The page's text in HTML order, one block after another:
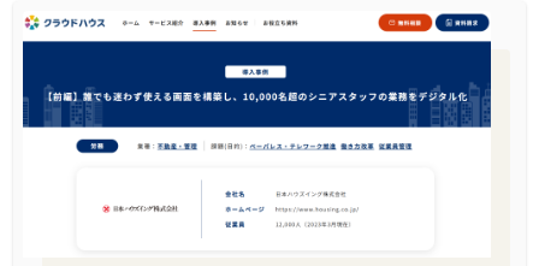
導入前に企業が抱えていた課題
書類の印刷・封入・郵送などの煩雑な作業や、
グループ各社ごとに異なる手続き進捗管理の負
荷が大きく、業務効率化が求められていた。
導入前の課題に対する解決策